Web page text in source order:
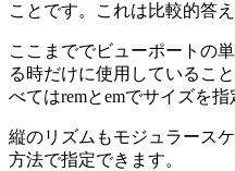
ことです。これは比較的答
ここまででビューポートの
る時だけに使用しているこ
べてはremとemでサイズを指
縦のリズムもモジュラース
方法で指定できます。